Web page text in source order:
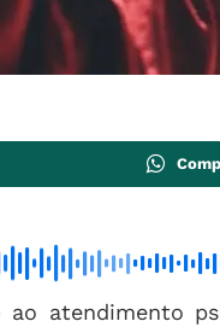
ao atendimento